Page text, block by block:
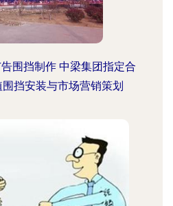
围挡制作 中梁集团指定合
挡安装与市场营销策划